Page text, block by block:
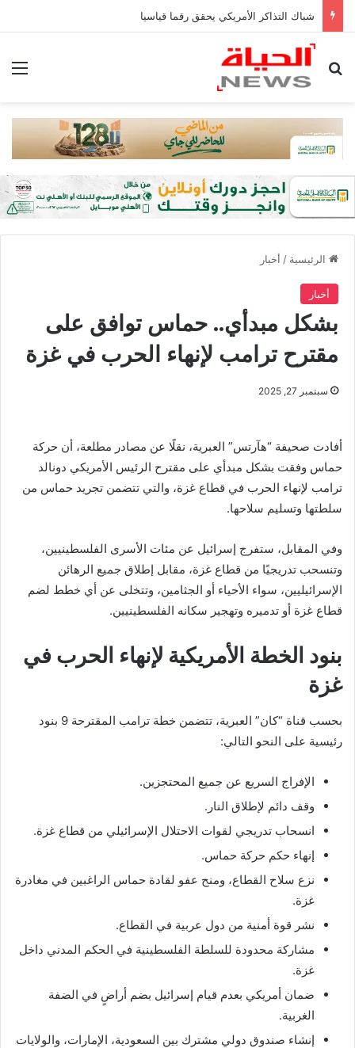
شباك التذاكر الأمريكي يحقق رقما قياسيا
بحث عن
الرئيسية / أخبار
أخبار
بشكل مبدأي.. حماس توافق على
مقترح ترامب لإنهاء الحرب في غزة
سبتمبر 27, 2025
أفادت صحيفة “هآرتس” العبرية، نقلًا عن مصادر مطلعة، أن حركة
حماس وفقت بشكل مبدأي على مقترح الرئيس الأمريكي دونالد
ترامب لإنهاء الحرب في قطاع غزة، والتي تتضمن تجريد حماس من
سلطتها وتسليم سلاحها.
وفي المقابل، ستفرج إسرائيل عن مئات الأسرى الفلسطينيين،
وتنسحب تدريجيًا من قطاع غزة، مقابل إطلاق جميع الرهائن
الإسرائيليين، سواء الأحياء أو الجثامين، وتتخلى عن أي خطط لضم
قطاع غزة أو تدميره وتهجير سكانه الفلسطينيين.
بنود الخطة الأمريكية لإنهاء الحرب في
غزة
بحسب قناة “كان” العبرية، تتضمن خطة ترامب المقترحة 9 بنود
رئيسية على النحو التالي:
الإفراج السريع عن جميع المحتجزين.
وقف دائم لإطلاق النار.
انسحاب تدريجي لقوات الاحتلال الإسرائيلي من قطاع غزة.
إنهاء حكم حركة حماس.
نزع سلاح القطاع، ومنح عفو لقادة حماس الراغبين في مغادرة
غزة.
نشر قوة أمنية من دول عربية في القطاع.
مشاركة محدودة للسلطة الفلسطينية في الحكم المدني داخل
غزة.
ضمان أمريكي بعدم قيام إسرائيل بضم أراضٍ في الضفة
الغربية.
إنشاء صندوق دولي مشترك بين السعودية، الإمارات، والولايات